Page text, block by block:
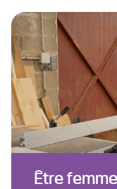
Être